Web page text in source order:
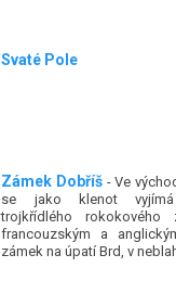
Svaté Pole
Zámek Dobříš - Ve
se jako klenot vyjímá
trojkřídlého rokokového
francouzským a
zámek na úpatí Brd, v